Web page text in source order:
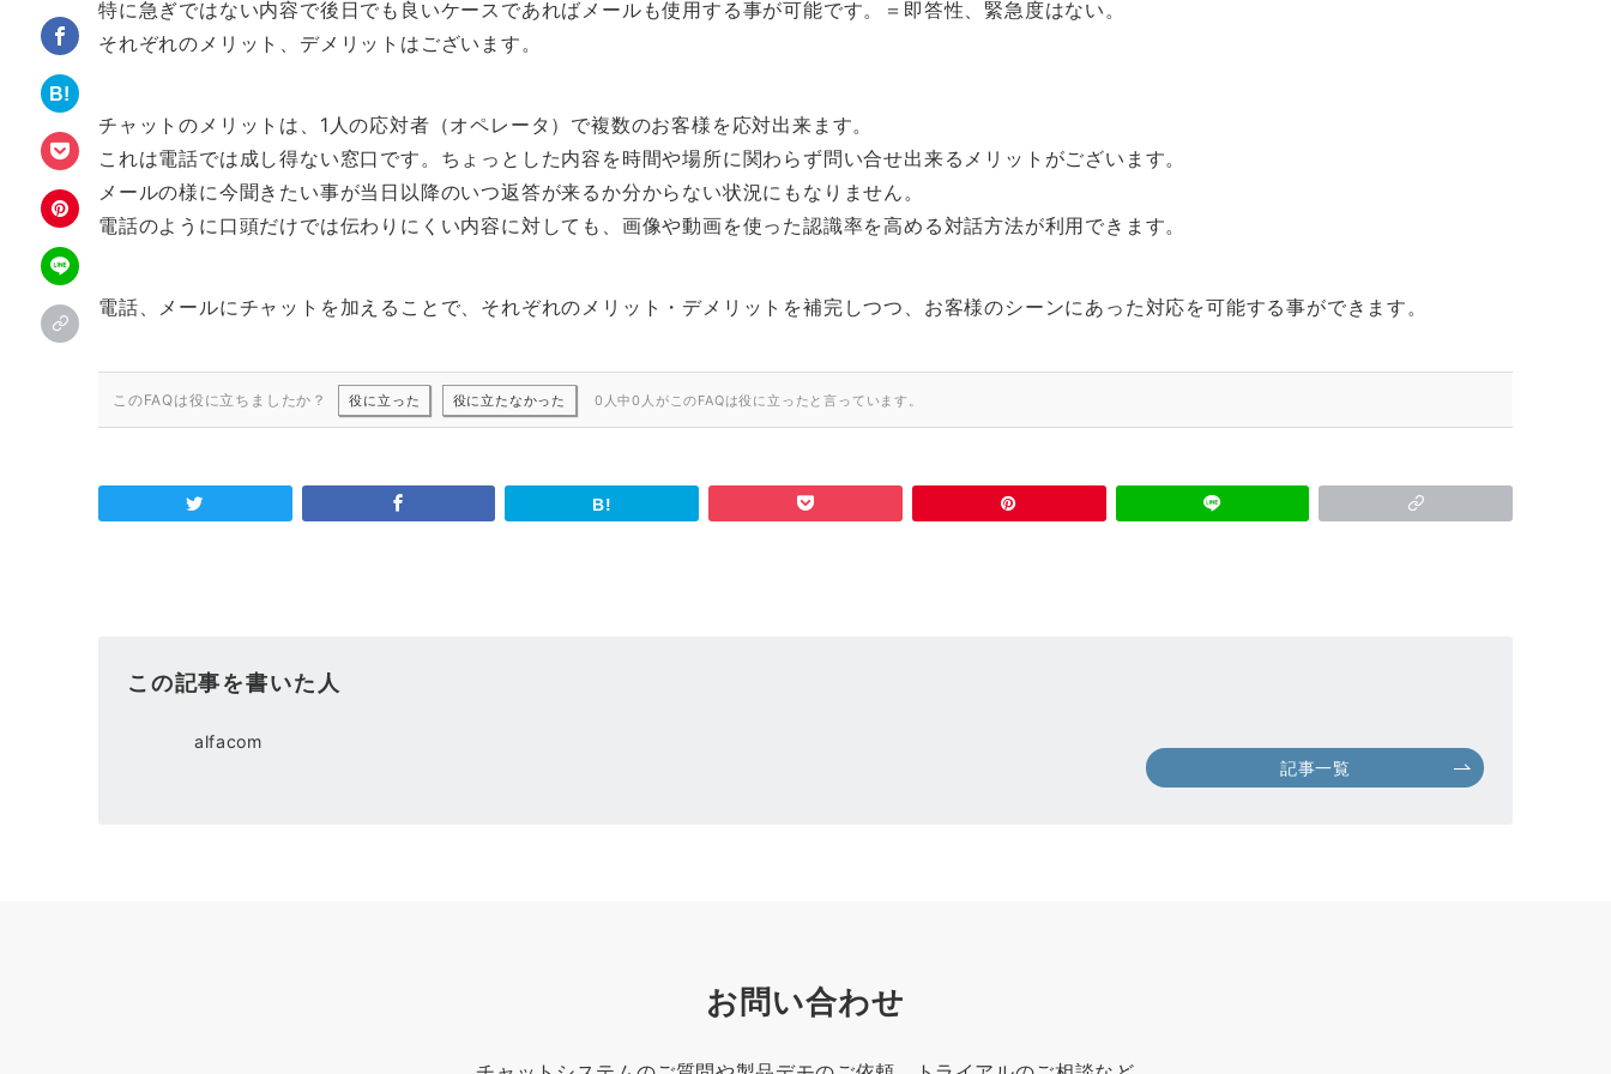
特に急ぎではない内容で後日でも良いケースであればメールも使用する事が可能です。＝即答性、緊急度はない。
それぞれのメリット、デメリットはございます。
チャットのメリットは、1人の応対者（オペレータ）で複数のお客様を応対出来ます。
これは電話では成し得ない窓口です。ちょっとした内容を時間や場所に関わらず問い合せ出来るメリットがございます。
メールの様に今聞きたい事が当日以降のいつ返答が来るか分からない状況にもなりません。
電話のように口頭だけでは伝わりにくい内容に対しても、画像や動画を使った認識率を高める対話方法が利用できます。
電話、メールにチャットを加えることで、それぞれのメリット・デメリットを補完しつつ、お客様のシーンにあった対応を可能する事ができます。
このFAQは役に立ちましたか？ 役に立った 役に立たなかった 0人中0人がこのFAQは役に立ったと言っています。
この記事を書いた人
alfacom
記事一覧
お問い合わせ